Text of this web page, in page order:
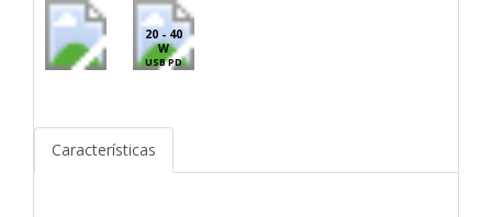
20 - 40
W
USB PD
Características